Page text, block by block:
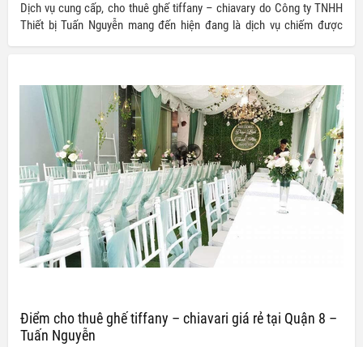
Dịch vụ cung cấp, cho thuê ghế tiffany – chiavary do Công ty TNHH
Thiết bị Tuấn Nguyễn mang đến hiện đang là dịch vụ chiếm được
Điểm cho thuê ghế tiffany – chiavari giá rẻ tại Quận 8 –
Tuấn Nguyễn